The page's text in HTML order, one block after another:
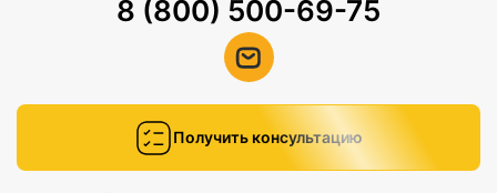
8 (800) 500-69-75
Получить консультацию